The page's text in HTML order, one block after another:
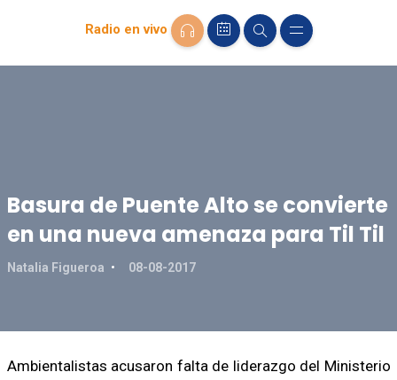
Radio en vivo
Basura de Puente Alto se convierte
en una nueva amenaza para Til Til
Natalia Figueroa 08-08-2017
Ambientalistas acusaron falta de liderazgo del Ministerio